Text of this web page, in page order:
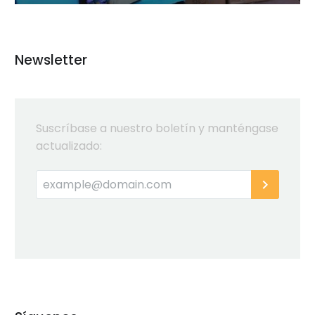
Newsletter
Suscríbase a nuestro boletín y manténgase
actualizado: